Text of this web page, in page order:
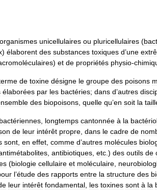
organismes unicellulaires ou pluricellulaires (
) élaborent des substances toxiques d’une
) et de propriétés physio-
de toxine désigne le groupe des poisons
élaborées par les bactéries; dans d’autres
des biopoisons quelle qu’en soit la
bactériennes longtemps cantonnée à la
de leur intérêt propre dans le cadre de
sont en effet comme d’autres molécules
antibiotiques etc .) des outils de
(biologie cellulaire et moléculaire
l’étude des rapports entre la structure des
leur intérêt fondamental les toxines sont à la